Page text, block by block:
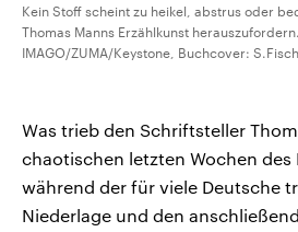
Kein Stoff scheint zu heikel, abstrus oder
Thomas Manns Erzählkunst
IMAGO/ZUMA/Keystone, Buchcover:
Was trieb den Schriftsteller
chaotischen letzten Wochen des
während der für viele Deutsche
Niederlage und den